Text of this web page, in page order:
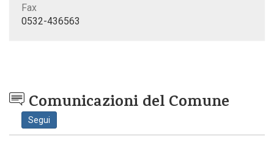
Fax
0532-436563
Comunicazioni del Comune
Segui